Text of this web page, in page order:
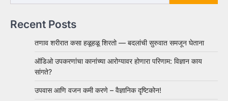
Recent Posts
तणाव शरीरात कसा हळूहळू शिरतो — बदलांची सुरुवात समजून घेताना
ऑडिओ उपकरणांचा कानांच्या आरोग्यावर होणारा परिणाम: विज्ञान काय
सांगते?
उपवास आणि वजन कमी करणे – वैज्ञानिक दृष्टिकोन!